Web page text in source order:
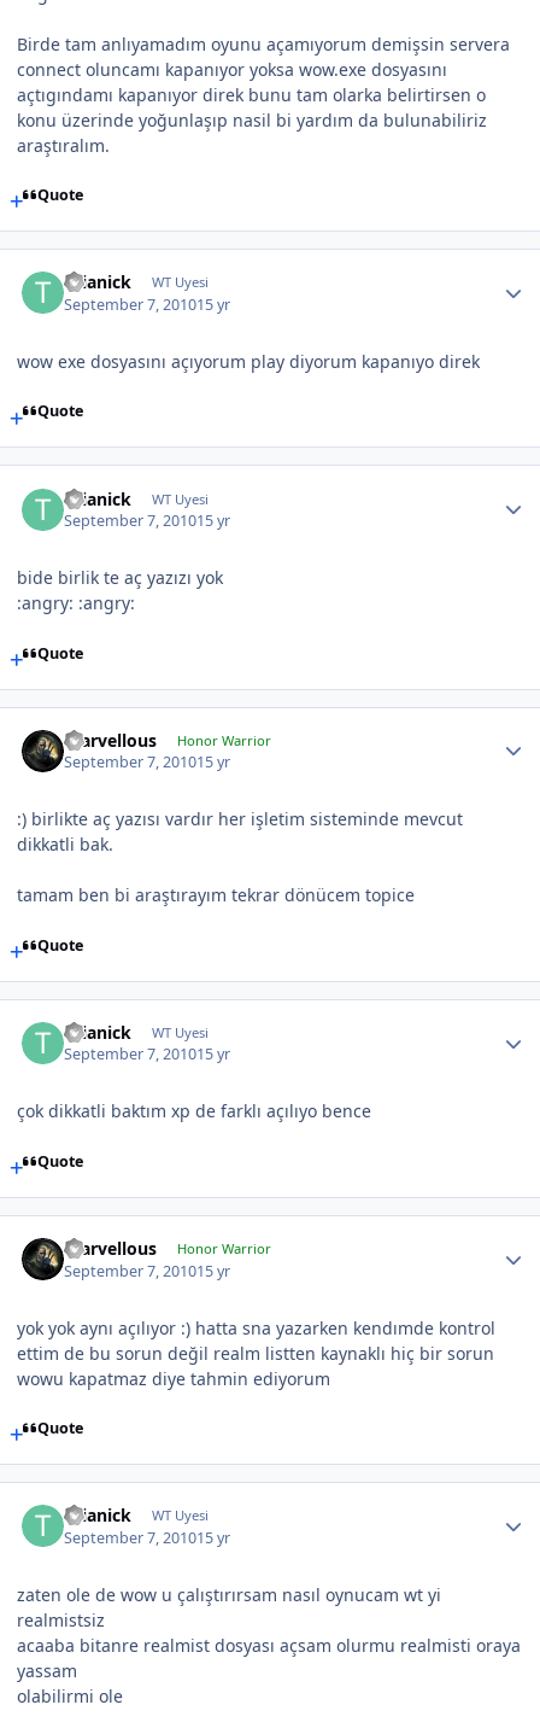
Birde tam anlıyamadım oyunu açamıyorum demişsin servera
connect oluncamı kapanıyor yoksa wow.exe dosyasını
açtıgındamı kapanıyor direk bunu tam olarka belirtirsen o
konu üzerinde yoğunlaşıp nasil bi yardım da bulunabiliriz
araştıralım.
Quote
thianick WT Uyesi
September 7, 201015 yr
wow exe dosyasını açıyorum play diyorum kapanıyo direk
Quote
thianick WT Uyesi
September 7, 201015 yr
bide birlik te aç yazızı yok
:angry: :angry:
Quote
marvellous Honor Warrior
September 7, 201015 yr
:) birlikte aç yazısı vardır her işletim sisteminde mevcut
dikkatli bak.
tamam ben bi araştırayım tekrar dönücem topice
Quote
thianick WT Uyesi
September 7, 201015 yr
çok dikkatli baktım xp de farklı açılıyo bence
Quote
marvellous Honor Warrior
September 7, 201015 yr
yok yok aynı açılıyor :) hatta sna yazarken kendımde kontrol
ettim de bu sorun değil realm listten kaynaklı hiç bir sorun
wowu kapatmaz diye tahmin ediyorum
Quote
thianick WT Uyesi
September 7, 201015 yr
zaten ole de wow u çalıştırırsam nasıl oynucam wt yi
realmistsiz
acaaba bitanre realmist dosyası açsam olurmu realmisti oraya
yassam
olabilirmi ole